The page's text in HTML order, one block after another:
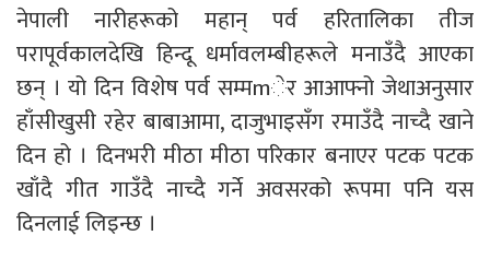
नेपाली नारीहरूको महान् पर्व हरितालिका तीज
परापूर्वकालदेखि हिन्दू धर्मावलम्बीहरूले मनाउँदै आएका
छन् । यो दिन विशेष पर्व सम्मmेर आआफ्नो जेथाअनुसार
हाँसीखुसी रहेर बाबाआमा, दाजुभाइसँग रमाउँदै नाच्दै खाने
दिन हो । दिनभरी मीठा मीठा परिकार बनाएर पटक पटक
खाँदै गीत गाउँदै नाच्दै गर्ने अवसरको रूपमा पनि यस
दिनलाई लिइन्छ ।